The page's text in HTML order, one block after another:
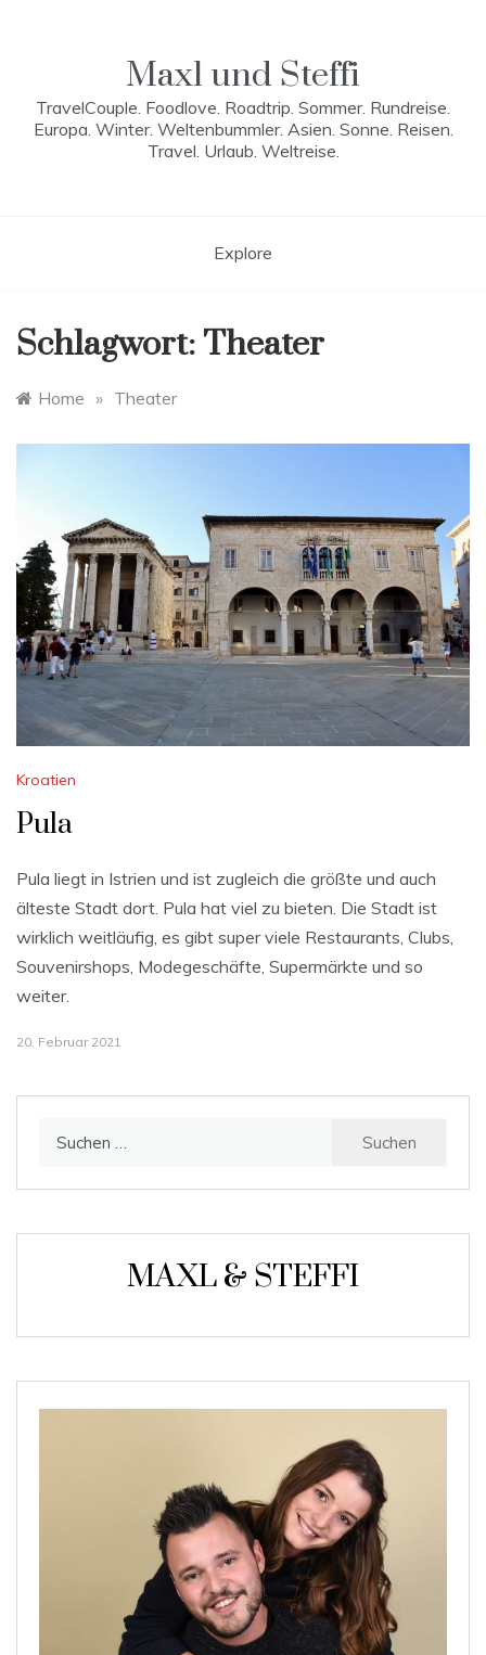
Maxl und Steffi
TravelCouple. Foodlove. Roadtrip. Sommer. Rundreise.
Europa. Winter. Weltenbummler. Asien. Sonne. Reisen.
Travel. Urlaub. Weltreise.
Explore
Schlagwort: Theater
Home » Theater
Kroatien
Pula
Pula liegt in Istrien und ist zugleich die größte und auch
älteste Stadt dort. Pula hat viel zu bieten. Die Stadt ist
wirklich weitläufig, es gibt super viele Restaurants, Clubs,
Souvenirshops, Modegeschäfte, Supermärkte und so
weiter.
20. Februar 2021
MAXL & STEFFI